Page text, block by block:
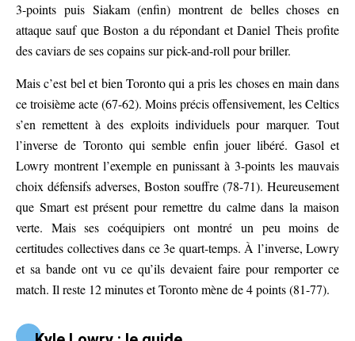
3-points puis Siakam (enfin) montrent de belles choses en
attaque sauf que Boston a du répondant et Daniel Theis profite
des caviars de ses copains sur pick-and-roll pour briller.
Mais c’est bel et bien Toronto qui a pris les choses en main dans
ce troisième acte (67-62). Moins précis offensivement, les Celtics
s’en remettent à des exploits individuels pour marquer. Tout
l’inverse de Toronto qui semble enfin jouer libéré. Gasol et
Lowry montrent l’exemple en punissant à 3-points les mauvais
choix défensifs adverses, Boston souffre (78-71). Heureusement
que Smart est présent pour remettre du calme dans la maison
verte. Mais ses coéquipiers ont montré un peu moins de
certitudes collectives dans ce 3e quart-temps. À l’inverse, Lowry
et sa bande ont vu ce qu’ils devaient faire pour remporter ce
match. Il reste 12 minutes et Toronto mène de 4 points (81-77).